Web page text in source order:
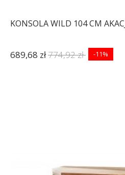
KONSOLA WILD 104 CM
689,68 zł774,92 zł -11%